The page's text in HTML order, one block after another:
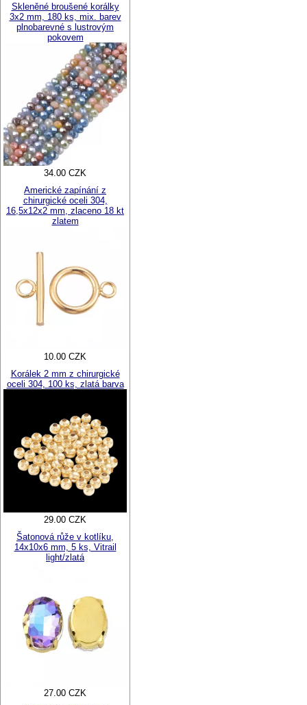
Skleněné broušené korálky
3x2 mm, 180 ks, mix. barev
plnobarevné s lustrovým
pokovem
34.00 CZK
Americké zapínání z
chirurgické oceli 304,
16,5x12x2 mm, zlaceno 18 kt
zlatem
10.00 CZK
Korálek 2 mm z chirurgické
oceli 304, 100 ks, zlatá barva
29.00 CZK
Šatonová růže v kotlíku,
14x10x6 mm, 5 ks, Vitrail
light/zlatá
27.00 CZK